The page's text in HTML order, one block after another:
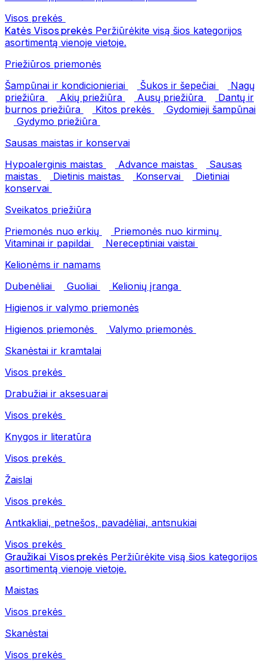
Visos prekės
Katės Visos prekės Peržiūrėkite visą šios kategorijos
asortimentą vienoje vietoje.
Priežiūros priemonės
Šampūnai ir kondicionieriai
Šukos ir šepečiai
Nagų
priežiūra
Akių priežiūra Ausų priežiūra
Dantų ir
burnos priežiūra
Kitos prekės
Gydomieji šampūnai
Gydymo priežiūra
Sausas maistas ir konservai
Hypoalerginis maistas
Advance maistas
Sausas
maistas
Dietinis maistas Konservai
Dietiniai
konservai
Sveikatos priežiūra
Priemonės nuo erkių
Priemonės nuo kirminų
Vitaminai ir papildai
Nereceptiniai vaistai
Kelionėms ir namams
Dubenėliai
Guoliai
Kelionių įranga
Higienos ir valymo priemonės
Higienos priemonės
Valymo priemonės
Skanėstai ir kramtalai
Visos prekės
Drabužiai ir aksesuarai
Visos prekės
Knygos ir literatūra
Visos prekės
Žaislai
Visos prekės
Antkakliai, petnešos, pavadėliai, antsnukiai
Visos prekės
Graužikai Visos prekės Peržiūrėkite visą šios kategorijos
asortimentą vienoje vietoje.
Maistas
Visos prekės
Skanėstai
Visos prekės